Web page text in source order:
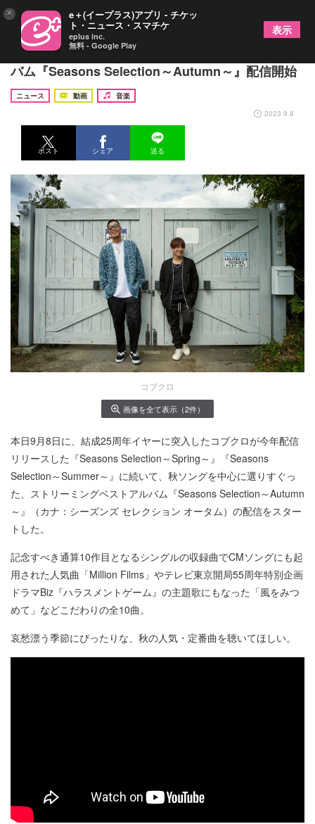
コブクロ、秋に聴きたいストリーミングベストアル
バム『Seasons Selection～Autumn～』配信開始
ニュース 動画
音楽
2023.9.8
ポスト シェア 送る
コブクロ
画像を全て表示（2件）
本日9月8日に、結成25周年イヤーに突入したコブクロが今年配信
リリースした『Seasons Selection～Spring～』『Seasons
Selection～Summer～』に続いて、秋ソングを中心に選りすぐっ
た、ストリーミングベストアルバム『Seasons Selection～Autumn
～』（カナ：シーズンズ セレクション オータム）の配信をスター
トした。
記念すべき通算10作目となるシングルの収録曲でCMソングにも起
用された人気曲「Million Films」やテレビ東京開局55周年特別企画
ドラマBiz『ハラスメントゲーム』の主題歌にもなった「風をみつ
めて」などこだわりの全10曲。
哀愁漂う季節にぴったりな、秋の人気・定番曲を聴いてほしい。
× e＋(イープラス)アプリ - チケッ
ト・ニュース・スマチケ
eplus inc.
無料 - Google Play
表示